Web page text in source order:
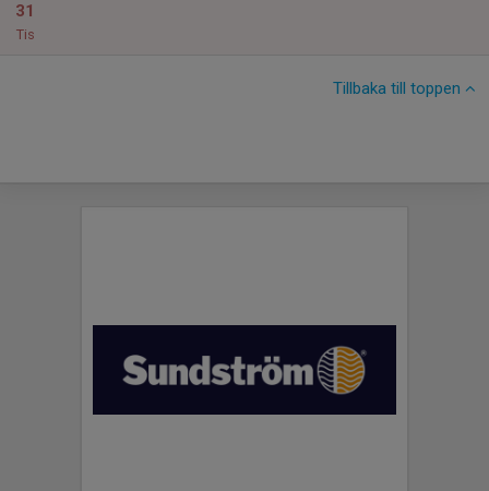
31
Tis
Tillbaka till toppen